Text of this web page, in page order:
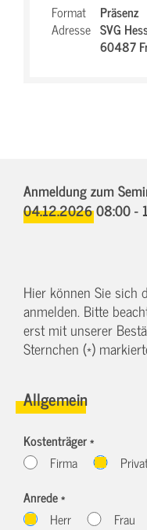
Format
Präsenz
Adresse SVG
60487
Anmeldung zum
04.12.2026 08:00 -
Hier können Sie sich
anmelden. Bitte
erst mit unserer
Sternchen (*)
Allgemein
Kostenträger *
Firma
Anrede *
Herr
Frau